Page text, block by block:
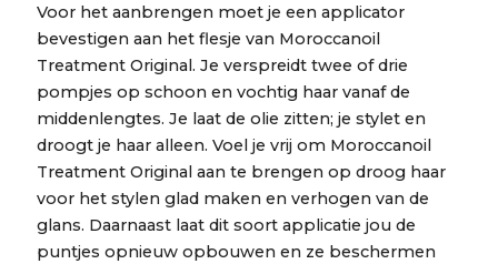
Voor het aanbrengen moet je een applicator
bevestigen aan het flesje van Moroccanoil
Treatment Original. Je verspreidt twee of drie
pompjes op schoon en vochtig haar vanaf de
middenlengtes. Je laat de olie zitten; je stylet en
droogt je haar alleen. Voel je vrij om Moroccanoil
Treatment Original aan te brengen op droog haar
voor het stylen glad maken en verhogen van de
glans. Daarnaast laat dit soort applicatie jou de
puntjes opnieuw opbouwen en ze beschermen